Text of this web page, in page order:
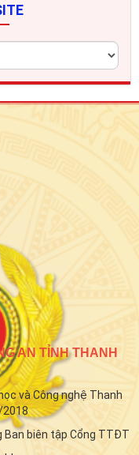
AN TỈNH THANH
và Công nghệ Thanh
2018
Ban biên tập Cổng TTĐT